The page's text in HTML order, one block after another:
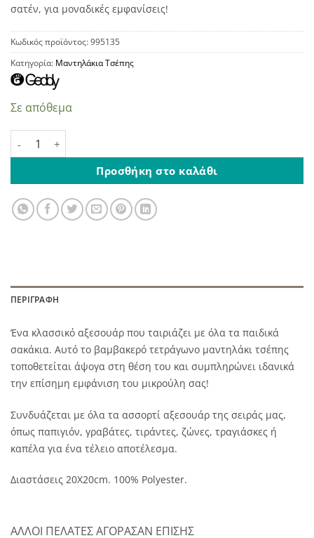
σατέν, για μοναδικές εμφανίσεις!
Κωδικός προϊόντος:995135
Κατηγορία: Μαντηλάκια Τσέπης
Σε απόθεμα
Παιδικό Μαντηλάκι Τσέπης Κόκκινο Πουά ποσότητα
Προσθήκη στο καλάθι
ΠΕΡΙΓΡΑΦΉ
Ένα κλασσικό αξεσουάρ που ταιριάζει με όλα τα παιδικά
σακάκια. Αυτό το βαμβακερό τετράγωνο μαντηλάκι τσέπης
τοποθετείται άψογα στη θέση του και συμπληρώνει ιδανικά
την επίσημη εμφάνιση του μικρούλη σας!
Συνδυάζεται με όλα τα ασσορτί αξεσουάρ της σειράς μας,
όπως παπιγιόν, γραβάτες, τιράντες, ζώνες, τραγιάσκες ή
καπέλα για ένα τέλειο αποτέλεσμα.
Διαστάσεις 20Χ20cm. 100% Polyester.
ΑΛΛΟΙ ΠΕΛΑΤΕΣ ΑΓΟΡΑΣΑΝ ΕΠΙΣΗΣ